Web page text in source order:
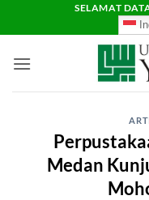
SELAMAT
Medan